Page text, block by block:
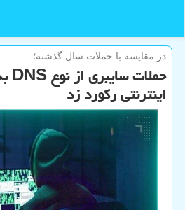
در مقایسه با حملات سال گذشته؛
اینترنتی رکورد زد